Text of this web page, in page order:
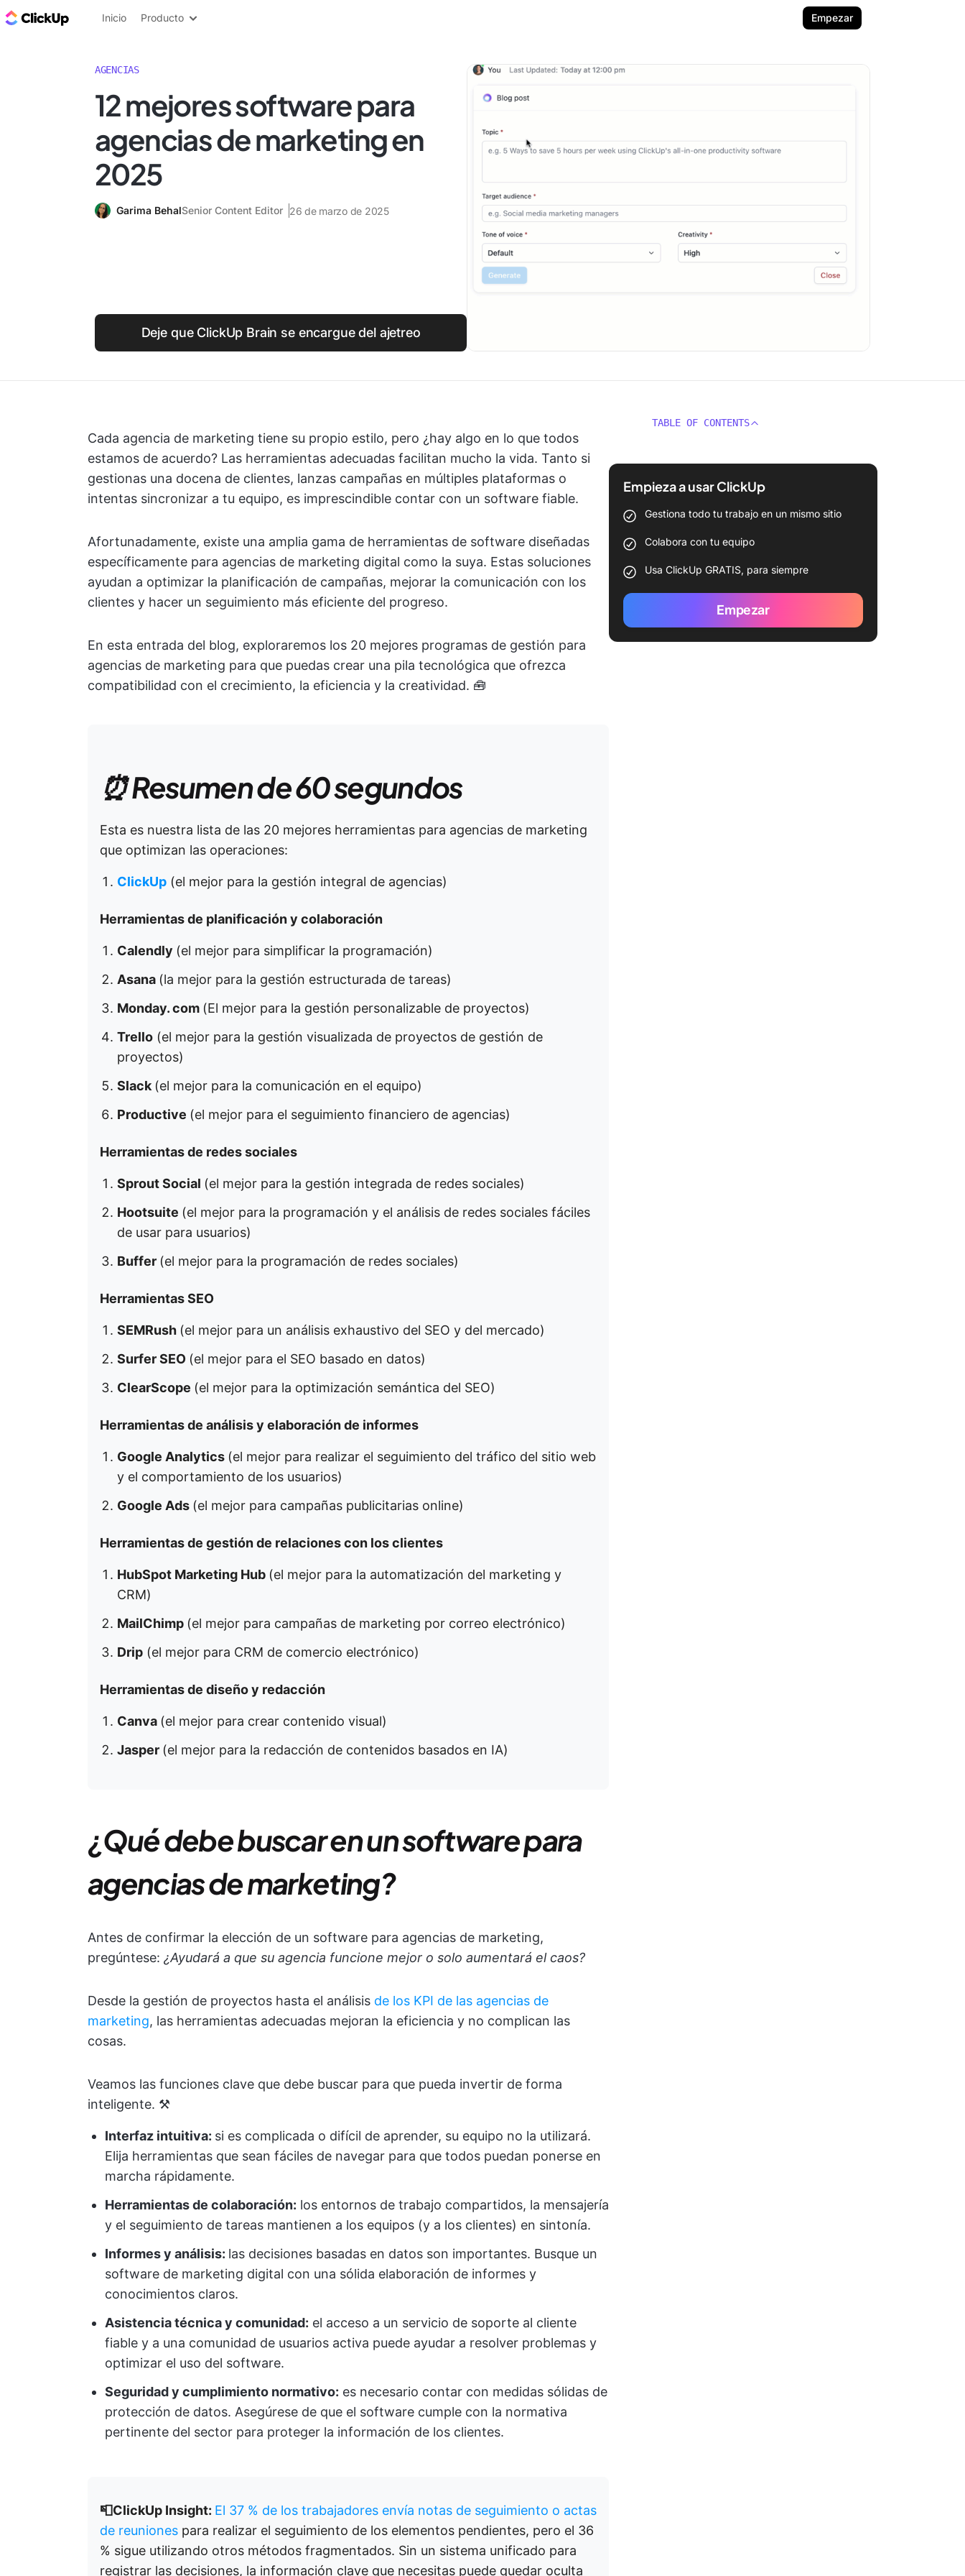
ClickUp Blog
Inicio Producto Empezar
AGENCIAS
12 mejores software para
agencias de marketing en
2025
Garima BehalSenior Content Editor 26 de marzo de 2025
Deje que ClickUp Brain se encargue del ajetreo
Cada agencia de marketing tiene su propio estilo, pero ¿hay algo en lo que todos
estamos de acuerdo? Las herramientas adecuadas facilitan mucho la vida. Tanto si
gestionas una docena de clientes, lanzas campañas en múltiples plataformas o
intentas sincronizar a tu equipo, es imprescindible contar con un software fiable.
Afortunadamente, existe una amplia gama de herramientas de software diseñadas
específicamente para agencias de marketing digital como la suya. Estas soluciones
ayudan a optimizar la planificación de campañas, mejorar la comunicación con los
clientes y hacer un seguimiento más eficiente del progreso.
En esta entrada del blog, exploraremos los 20 mejores programas de gestión para
agencias de marketing para que puedas crear una pila tecnológica que ofrezca
compatibilidad con el crecimiento, la eficiencia y la creatividad. 🧰
⏰ Resumen de 60 segundos
Esta es nuestra lista de las 20 mejores herramientas para agencias de marketing
que optimizan las operaciones:
ClickUp (el mejor para la gestión integral de agencias)
Herramientas de planificación y colaboración
Calendly (el mejor para simplificar la programación)
Asana (la mejor para la gestión estructurada de tareas)
Monday. com (El mejor para la gestión personalizable de proyectos)
Trello (el mejor para la gestión visualizada de proyectos de gestión de
proyectos)
Slack (el mejor para la comunicación en el equipo)
Productive (el mejor para el seguimiento financiero de agencias)
Herramientas de redes sociales
Sprout Social (el mejor para la gestión integrada de redes sociales)
Hootsuite (el mejor para la programación y el análisis de redes sociales fáciles
de usar para usuarios)
Buffer (el mejor para la programación de redes sociales)
Herramientas SEO
SEMRush (el mejor para un análisis exhaustivo del SEO y del mercado)
Surfer SEO (el mejor para el SEO basado en datos)
ClearScope (el mejor para la optimización semántica del SEO)
Herramientas de análisis y elaboración de informes
Google Analytics (el mejor para realizar el seguimiento del tráfico del sitio web
y el comportamiento de los usuarios)
Google Ads (el mejor para campañas publicitarias online)
Herramientas de gestión de relaciones con los clientes
HubSpot Marketing Hub (el mejor para la automatización del marketing y
CRM)
MailChimp (el mejor para campañas de marketing por correo electrónico)
Drip (el mejor para CRM de comercio electrónico)
Herramientas de diseño y redacción
Canva (el mejor para crear contenido visual)
Jasper (el mejor para la redacción de contenidos basados en IA)
¿Qué debe buscar en un software para
agencias de marketing?
Antes de confirmar la elección de un software para agencias de marketing,
pregúntese: ¿Ayudará a que su agencia funcione mejor o solo aumentará el caos?
Desde la gestión de proyectos hasta el análisis de los KPI de las agencias de
marketing, las herramientas adecuadas mejoran la eficiencia y no complican las
cosas.
Veamos las funciones clave que debe buscar para que pueda invertir de forma
inteligente. ⚒️
Interfaz intuitiva: si es complicada o difícil de aprender, su equipo no la utilizará.
Elija herramientas que sean fáciles de navegar para que todos puedan ponerse en
marcha rápidamente.
Herramientas de colaboración: los entornos de trabajo compartidos, la mensajería
y el seguimiento de tareas mantienen a los equipos (y a los clientes) en sintonía.
Informes y análisis: las decisiones basadas en datos son importantes. Busque un
software de marketing digital con una sólida elaboración de informes y
conocimientos claros.
Asistencia técnica y comunidad: el acceso a un servicio de soporte al cliente
fiable y a una comunidad de usuarios activa puede ayudar a resolver problemas y
optimizar el uso del software.
Seguridad y cumplimiento normativo: es necesario contar con medidas sólidas de
protección de datos. Asegúrese de que el software cumple con la normativa
pertinente del sector para proteger la información de los clientes.
📮ClickUp Insight: El 37 % de los trabajadores envía notas de seguimiento o actas
de reuniones para realizar el seguimiento de los elementos pendientes, pero el 36
% sigue utilizando otros métodos fragmentados. Sin un sistema unificado para
registrar las decisiones, la información clave que necesitas puede quedar oculta
TABLE OF CONTENTS
Empieza a usar ClickUp
Gestiona todo tu trabajo en un mismo sitio
Colabora con tu equipo
Usa ClickUp GRATIS, para siempre
Empezar